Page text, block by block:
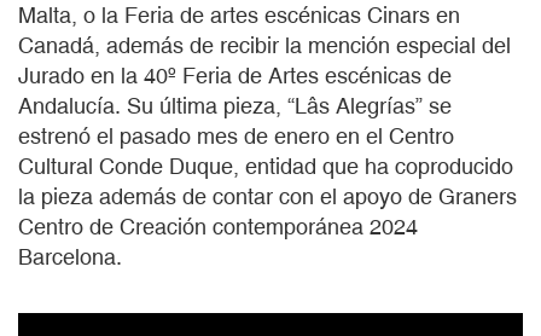
Malta, o la Feria de artes escénicas Cinars en
Canadá, además de recibir la mención especial del
Jurado en la 40º Feria de Artes escénicas de
Andalucía. Su última pieza, “Lâs Alegrías” se
estrenó el pasado mes de enero en el Centro
Cultural Conde Duque, entidad que ha coproducido
la pieza además de contar con el apoyo de Graners
Centro de Creación contemporánea 2024
Barcelona.